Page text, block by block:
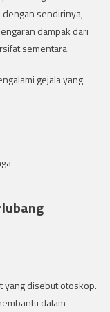
dengan sendirinya,
dampak dari
sementara.
gejala yang
yang disebut otoskop.
dalam